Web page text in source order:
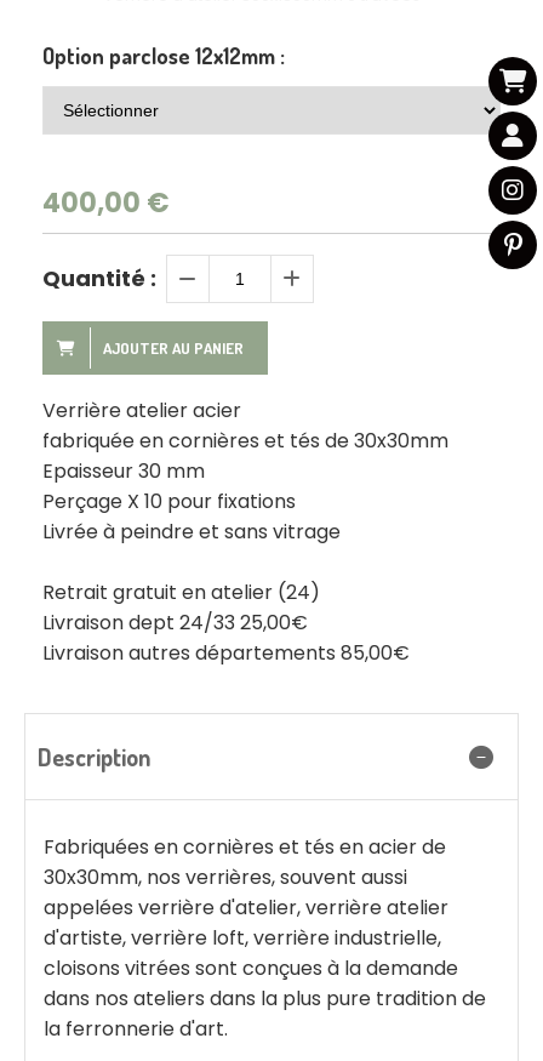
Option parclose 12x12mm :
400,00 €
Quantité :
AJOUTER AU PANIER
Verrière atelier acier
fabriquée en cornières et tés de 30x30mm
Epaisseur 30 mm
Perçage X 10 pour fixations
Livrée à peindre et sans vitrage
Retrait gratuit en atelier (24)
Livraison dept 24/33 25,00€
Livraison autres départements 85,00€
Description
Fabriquées en cornières et tés en acier de
30x30mm, nos verrières, souvent aussi
appelées verrière d'atelier, verrière atelier
d'artiste, verrière loft, verrière industrielle,
cloisons vitrées sont conçues à la demande
dans nos ateliers dans la plus pure tradition de
la ferronnerie d'art.